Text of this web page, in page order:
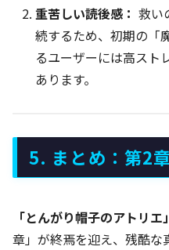
重苦しい読後感： 救い
続するため、初期の「
るユーザーには高スト
あります。
5. まとめ：第2
「とんがり帽子のアトリエ
章」が終焉を迎え、残酷な